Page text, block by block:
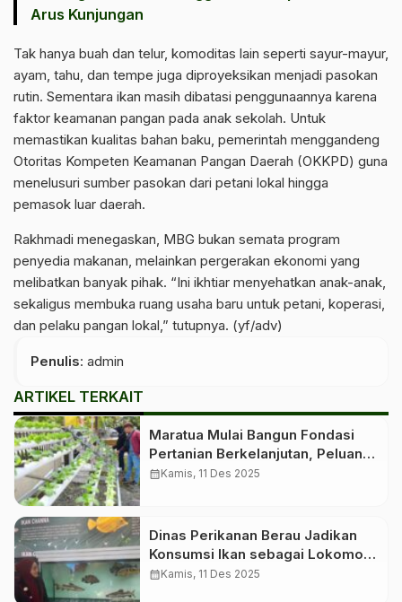
Arus Kunjungan
Tak hanya buah dan telur, komoditas lain seperti sayur-mayur,
ayam, tahu, dan tempe juga diproyeksikan menjadi pasokan
rutin. Sementara ikan masih dibatasi penggunaannya karena
faktor keamanan pangan pada anak sekolah. Untuk
memastikan kualitas bahan baku, pemerintah menggandeng
Otoritas Kompeten Keamanan Pangan Daerah (OKKPD) guna
menelusuri sumber pasokan dari petani lokal hingga
pemasok luar daerah.
Rakhmadi menegaskan, MBG bukan semata program
penyedia makanan, melainkan pergerakan ekonomi yang
melibatkan banyak pihak. “Ini ikhtiar menyehatkan anak-anak,
sekaligus membuka ruang usaha baru untuk petani, koperasi,
dan pelaku pangan lokal,” tutupnya. (yf/adv)
Penulis: admin
ARTIKEL TERKAIT
Maratua Mulai Bangun Fondasi
Pertanian Berkelanjutan, Peluang
Investasi Hijau Makin Terbuka
calendar_monthKamis, 11 Des 2025
Dinas Perikanan Berau Jadikan
Konsumsi Ikan sebagai Lokomotif
Gizi Keluarga, Dorong Masyarakat
calendar_monthKamis, 11 Des 2025